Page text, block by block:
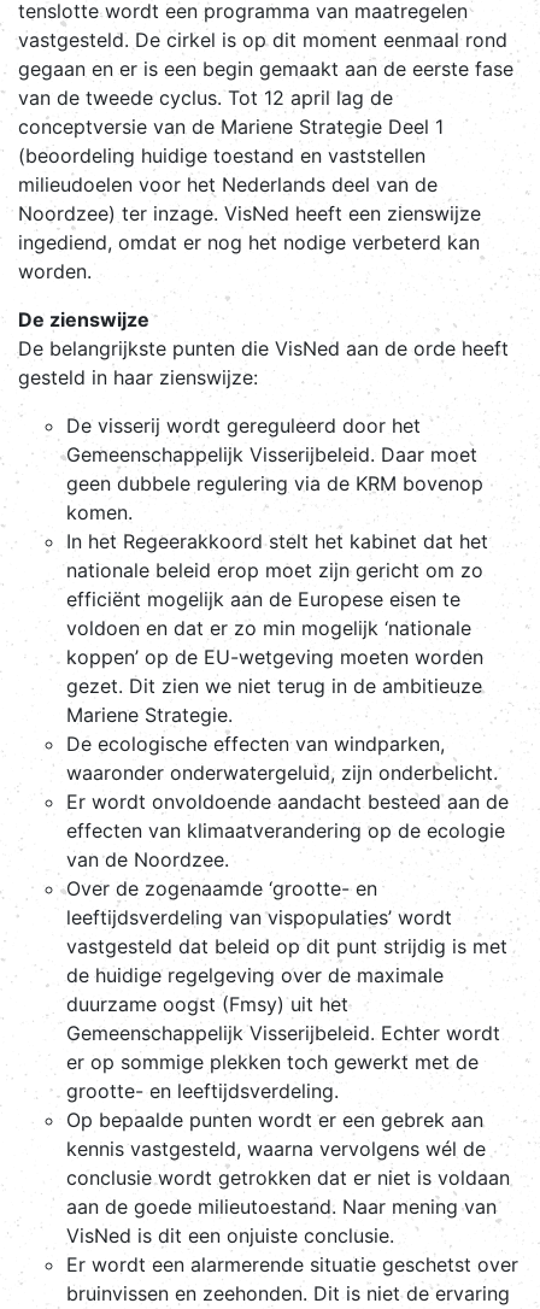
tenslotte wordt een programma van maatregelen
vastgesteld. De cirkel is op dit moment eenmaal rond
gegaan en er is een begin gemaakt aan de eerste fase
van de tweede cyclus. Tot 12 april lag de
conceptversie van de Mariene Strategie Deel 1
(beoordeling huidige toestand en vaststellen
milieudoelen voor het Nederlands deel van de
Noordzee) ter inzage. VisNed heeft een zienswijze
ingediend, omdat er nog het nodige verbeterd kan
worden.
De zienswijze
De belangrijkste punten die VisNed aan de orde heeft
gesteld in haar zienswijze:
De visserij wordt gereguleerd door het
Gemeenschappelijk Visserijbeleid. Daar moet
geen dubbele regulering via de KRM bovenop
komen.
In het Regeerakkoord stelt het kabinet dat het
nationale beleid erop moet zijn gericht om zo
efficiënt mogelijk aan de Europese eisen te
voldoen en dat er zo min mogelijk ‘nationale
koppen’ op de EU-wetgeving moeten worden
gezet. Dit zien we niet terug in de ambitieuze
Mariene Strategie.
De ecologische effecten van windparken,
waaronder onderwatergeluid, zijn onderbelicht.
Er wordt onvoldoende aandacht besteed aan de
effecten van klimaatverandering op de ecologie
van de Noordzee.
Over de zogenaamde ‘grootte- en
leeftijdsverdeling van vispopulaties’ wordt
vastgesteld dat beleid op dit punt strijdig is met
de huidige regelgeving over de maximale
duurzame oogst (Fmsy) uit het
Gemeenschappelijk Visserijbeleid. Echter wordt
er op sommige plekken toch gewerkt met de
grootte- en leeftijdsverdeling.
Op bepaalde punten wordt er een gebrek aan
kennis vastgesteld, waarna vervolgens wél de
conclusie wordt getrokken dat er niet is voldaan
aan de goede milieutoestand. Naar mening van
VisNed is dit een onjuiste conclusie.
Er wordt een alarmerende situatie geschetst over
bruinvissen en zeehonden. Dit is niet de ervaring